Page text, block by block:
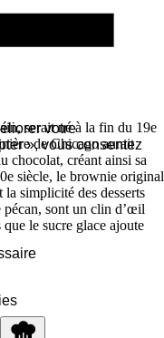
serait né à la fin du 19e
de Chicago aurait
chocolat, créant ainsi sa
siècle, le brownie original
simplicité des desserts
pécan, sont un clin d’œil
le sucre glace ajoute
votre
», vous consentez